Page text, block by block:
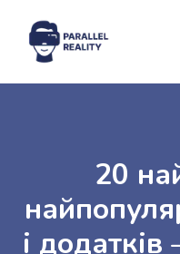
20
і